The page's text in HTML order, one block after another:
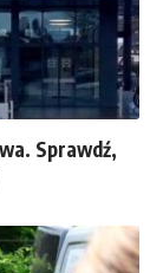
Sprawdź,